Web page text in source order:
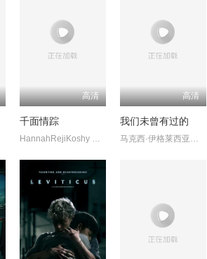
高清
千面情踪
HannahRejiKoshy KaleshRamanand
高清
我们未曾有过的
马克西·伊格莱西亚斯 玛嘉丽达·科切罗